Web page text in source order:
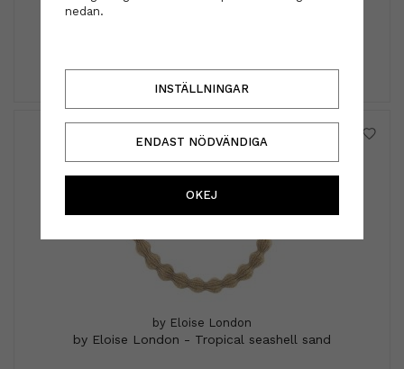
by Eloise London
by Eloise London - Tropical seashell sand
nedan.
INSTÄLLNINGAR
ENDAST NÖDVÄNDIGA
OKEJ